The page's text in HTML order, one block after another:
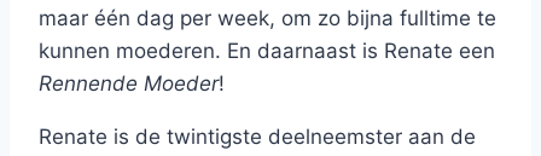
maar één dag per week, om zo bijna fulltime te
kunnen moederen. En daarnaast is Renate een
Rennende Moeder!
Renate is de twintigste deelneemster aan de